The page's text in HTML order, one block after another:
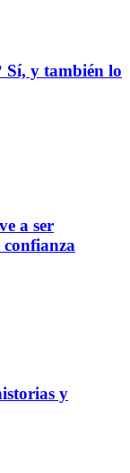
Sí, y también lo
a ser
y